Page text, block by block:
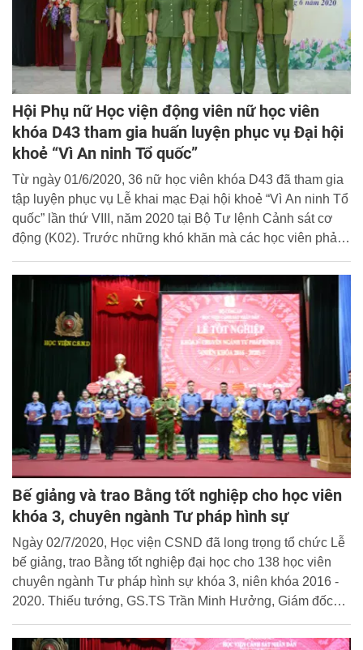
Hội Phụ nữ Học viện động viên nữ học viên
khóa D43 tham gia huấn luyện phục vụ Đại hội
khoẻ “Vì An ninh Tổ quốc”
Từ ngày 01/6/2020, 36 nữ học viên khóa D43 đã tham gia
tập luyện phục vụ Lễ khai mạc Đại hội khoẻ “Vì An ninh Tổ
quốc” lần thứ VIII, năm 2020 tại Bộ Tư lệnh Cảnh sát cơ
động (K02). Trước những khó khăn mà các học viên phải
trải qua trong quá trình tập luyện, ngày 02/7/2020, Hội Phụ
nữ Học viện đã tổ chức chương trình thăm gặp, động viên
kịp thời và ý nghĩa.
Bế giảng và trao Bằng tốt nghiệp cho học viên
khóa 3, chuyên ngành Tư pháp hình sự
Ngày 02/7/2020, Học viện CSND đã long trọng tổ chức Lễ
bế giảng, trao Bằng tốt nghiệp đại học cho 138 học viên
chuyên ngành Tư pháp hình sự khóa 3, niên khóa 2016 -
2020. Thiếu tướng, GS.TS Trần Minh Hưởng, Giám đốc